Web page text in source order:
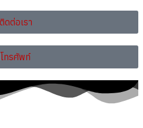
ติดต่อเรา
โทรศัพท์